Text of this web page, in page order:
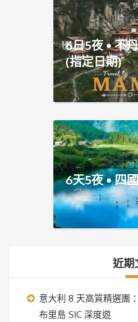
6日5夜 • 不
(指定日期)
6天5夜 • 四
近期
意大利 8 天高質精選團
布里島 SIC 深度遊